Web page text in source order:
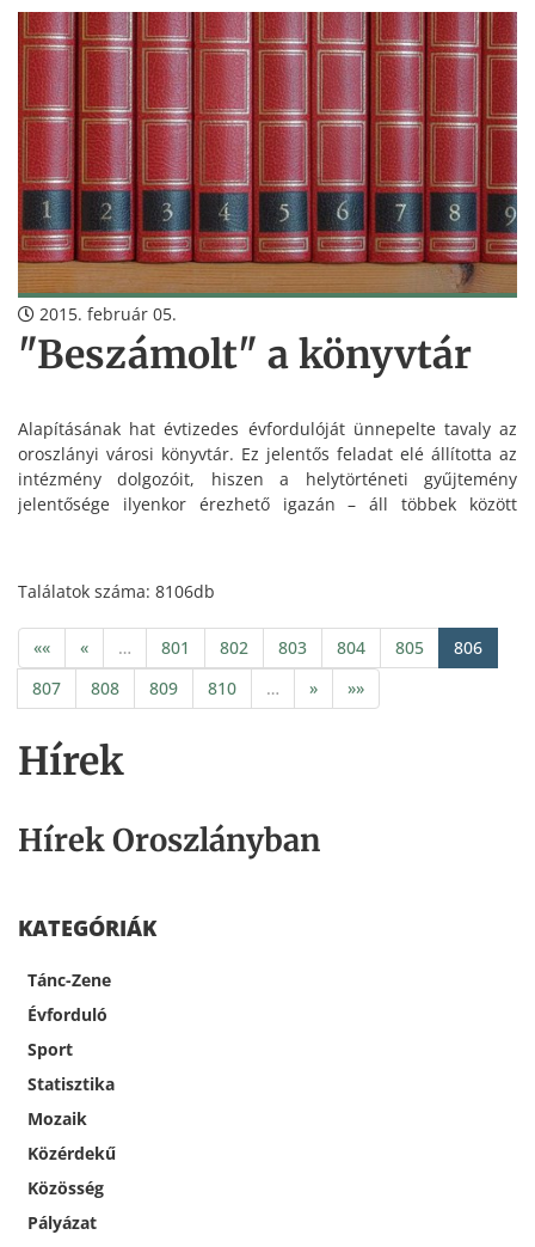
Hírek
Hírek Oroszlányban
KATEGÓRIÁK
Tánc-Zene
Évforduló
Sport
Statisztika
Mozaik
Közérdekű
Közösség
Pályázat
tulajdonosi közösségnek kell eltávolítani.
2015. február 05.
"Beszámolt" a könyvtár
Alapításának hat évtizedes évfordulóját ünnepelte tavaly az
oroszlányi városi könyvtár. Ez jelentős feladat elé állította az
intézmény dolgozóit, hiszen a helytörténeti gyűjtemény
jelentősége ilyenkor érezhető igazán – áll többek között
Találatok száma: 8106db
«« « … 801 802 803 804 805
806
807
808 809 810 … » »»